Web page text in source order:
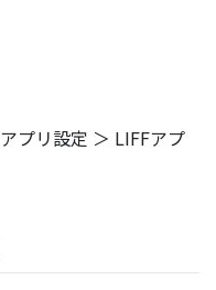
プリ設定 ＞ LIFFアプ